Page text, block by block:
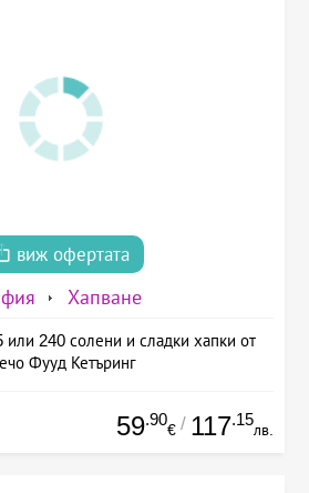
виж офертата
Хапване
240 солени и сладки хапки от
Фууд Кетъринг
59.90
€ / 117.15
лв.